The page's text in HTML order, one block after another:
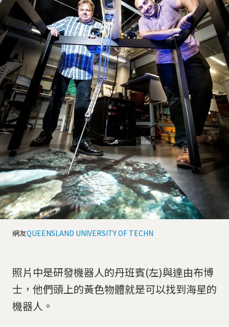
網友QUEENSLAND UNIVERSITY OF TECHN
照片中是研發機器人的丹班賓(左)與達由布博
士，他們頭上的黃色物體就是可以找到海星的
機器人。